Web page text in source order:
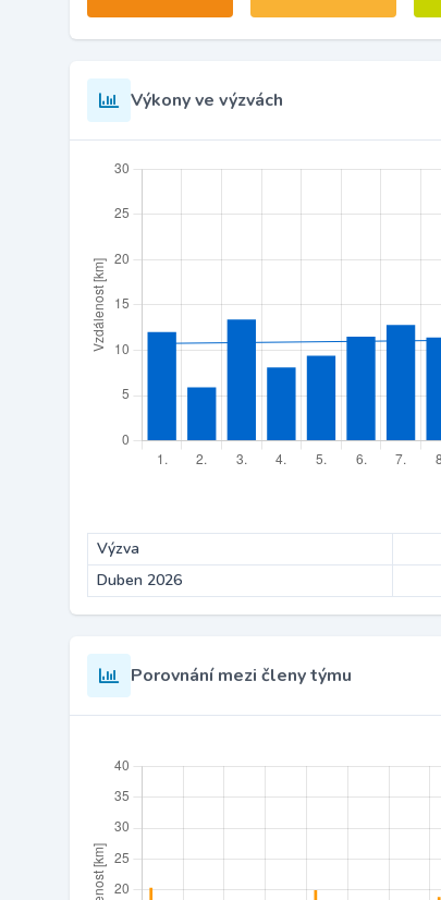
Výkony ve výzvách
Výzva
Duben 2026
Porovnání mezi členy týmu